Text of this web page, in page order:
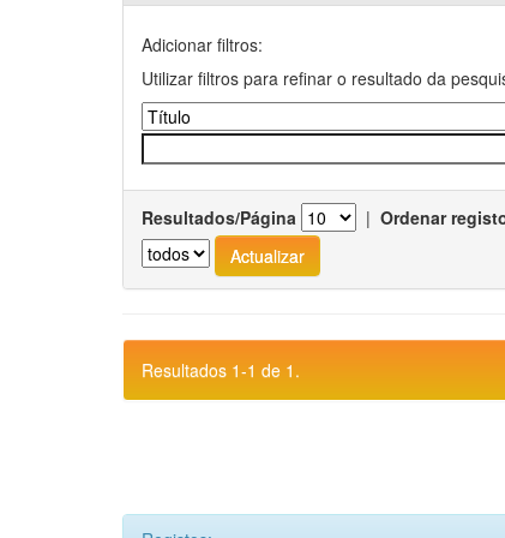
Adicionar filtros:
Utilizar filtros para refinar o resultado da
Resultados/Página | Ordenar
Resultados 1-1 de 1.